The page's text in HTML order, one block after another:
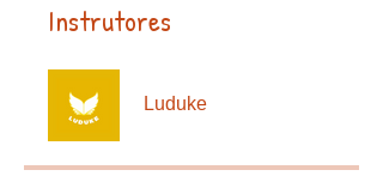
Instrutores
Luduke